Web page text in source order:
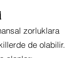
zorluklara
de olabilir.